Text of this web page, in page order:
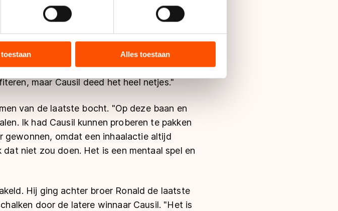
met onze partners voor social media, advertenties en
u aan hen heeft verstrekt of die zij hebben verzameld via
landen buiten de EU, zoals de VS, waar mogelijk geen
‘Toestaan’ te klikken, stemt u in met deze overdracht.
Alles toestaan
komen. "Ik dacht dat ze buitenom
Daarna was het achtervolgen. "Swings hield
hoopte ik dat Causil het leven van Swings
maar Causil deed het heel netjes."
van de laatste bocht. "Op deze baan en
Ik had Causil kunnen proberen te pakken
gewonnen, omdat een inhaalactie altijd
niet zou doen. Het is een mentaal spel en
Hij ging achter broer Ronald de laatste
door de latere winnaar Causil. "Het is